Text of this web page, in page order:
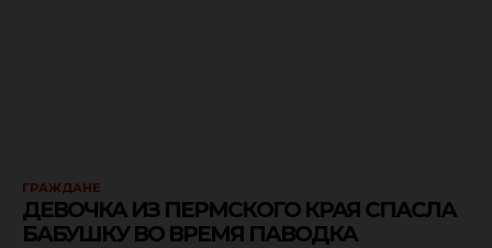
ГРАЖДАНЕ
ДЕВОЧКА ИЗ ПЕРМСКОГО КРАЯ СПАСЛА
БАБУШКУ ВО ВРЕМЯ ПАВОДКА